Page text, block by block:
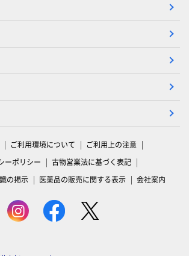
ご利用環境について
ご利用上の注意
ーポリシー
古物営業法に基づく表記
の掲示
医薬品の販売に関する表示 会社案内